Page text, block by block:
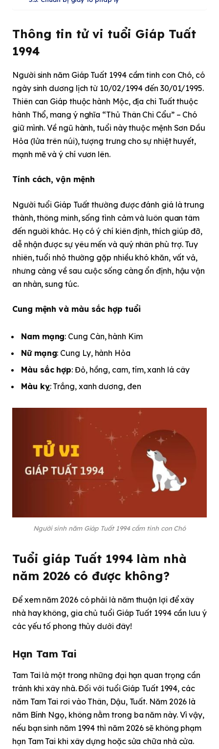
Thông tin tử vi tuổi Giáp Tuất
1994
Người sinh năm Giáp Tuất 1994 cầm tinh con Chó, có
ngày sinh dương lịch từ 10/02/1994 đến 30/01/1995.
Thiên can Giáp thuộc hành Mộc, địa chi Tuất thuộc
hành Thổ, mang ý nghĩa “Thủ Thân Chi Cẩu” – Chó
giữ mình. Về ngũ hành, tuổi này thuộc mệnh Sơn Đầu
Hỏa (lửa trên núi), tượng trưng cho sự nhiệt huyết,
mạnh mẽ và ý chí vươn lên.
Tính cách, vận mệnh
Người tuổi Giáp Tuất thường được đánh giá là trung
thành, thông minh, sống tình cảm và luôn quan tâm
đến người khác. Họ có ý chí kiên định, thích giúp đỡ,
dễ nhận được sự yêu mến và quý nhân phù trợ. Tuy
nhiên, tuổi nhỏ thường gặp nhiều khó khăn, vất vả,
nhưng càng về sau cuộc sống càng ổn định, hậu vận
an nhàn, sung túc.
Cung mệnh và màu sắc hợp tuổi
Nam mạng: Cung Càn, hành Kim
Nữ mạng: Cung Ly, hành Hỏa
Màu sắc hợp: Đỏ, hồng, cam, tím, xanh lá cây
Màu kỵ: Trắng, xanh dương, đen
Người sinh năm Giáp Tuất 1994 cầm tinh con Chó
Tuổi giáp Tuất 1994 làm nhà
năm 2026 có được không?
Để xem năm 2026 có phải là năm thuận lợi để xây
nhà hay không, gia chủ tuổi Giáp Tuất 1994 cần lưu ý
các yếu tố phong thủy dưới đây!
Hạn Tam Tai
Tam Tai là một trong những đại hạn quan trọng cần
tránh khi xây nhà. Đối với tuổi Giáp Tuất 1994, các
năm Tam Tai rơi vào Thân, Dậu, Tuất. Năm 2026 là
năm Bính Ngọ, không nằm trong ba năm này. Vì vậy,
nếu bạn sinh năm 1994 thì năm 2026 sẽ không phạm
hạn Tam Tai khi xây dựng hoặc sửa chữa nhà cửa.